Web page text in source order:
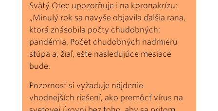
Svätý Otec upozorňuje i na koronakrízu:
„Minulý rok sa navyše objavila ďalšia rana,
ktorá znásobila počty chudobných:
pandémia. Počet chudobných nadmieru
stúpa a, žiaľ, ešte nasledujúce mesiace
bude.
Pozornosť si vyžaduje nájdenie
vhodnejších riešení, ako premôcť vírus na